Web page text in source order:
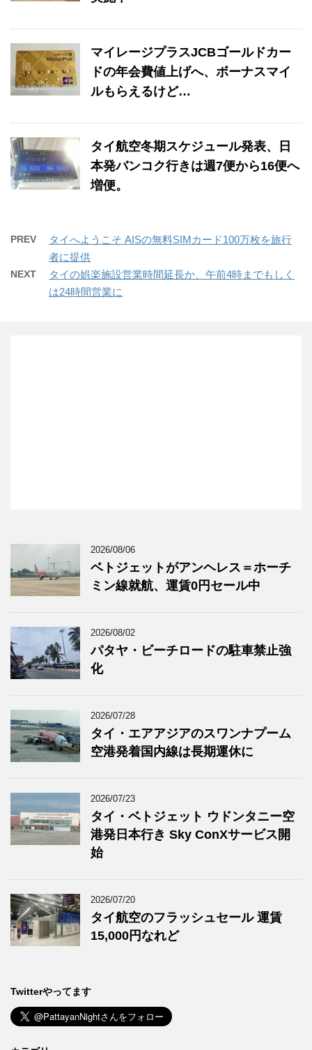
マイレージプラスJCBゴールドカー
ドの年会費値上げへ、ボーナスマイ
ルもらえるけど…
タイ航空冬期スケジュール発表、日
本発バンコク行きは週7便から16便へ
増便。
PREV
タイへようこそ AISの無料SIMカード100万枚を旅行
者に提供
NEXT
タイの娯楽施設営業時間延長か、午前4時までもしく
は24時間営業に
2026/08/06
ベトジェットがアンヘレス＝ホーチ
ミン線就航、運賃0円セール中
2026/08/02
パタヤ・ビーチロードの駐車禁止強
化
2026/07/28
タイ・エアアジアのスワンナプーム
空港発着国内線は長期運休に
2026/07/23
タイ・ベトジェット ウドンタニー空
港発日本行き Sky ConXサービス開
始
2026/07/20
タイ航空のフラッシュセール 運賃
15,000円なれど
Twitterやってます